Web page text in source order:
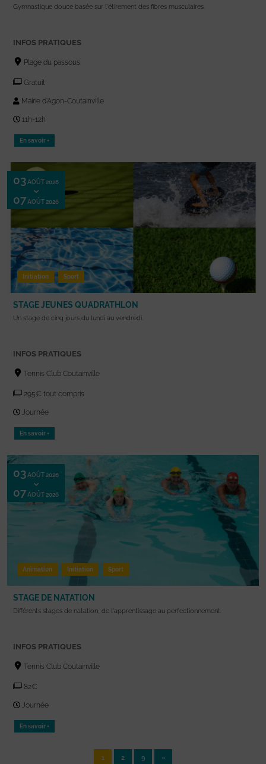
Gymnastique douce basée sur l'étirement des fibres musculaires.
INFOS PRATIQUES
Plage du passous
Gratuit
Mairie d'Agon-Coutainville
11h-12h
En savoir +
03 AOÛT 2026
07 AOÛT 2026
Initiation Sport
STAGE JEUNES QUADRATHLON
Un stage de cinq jours du lundi au vendredi.
INFOS PRATIQUES
Tennis Club Coutainville
295€ tout compris
Journée
En savoir +
03 AOÛT 2026
07 AOÛT 2026
Animation Initiation Sport
STAGE DE NATATION
Différents stages de natation, de l'apprentissage au perfectionnement.
INFOS PRATIQUES
Tennis Club Coutainville
82€
Journée
En savoir +
1 2 9 »